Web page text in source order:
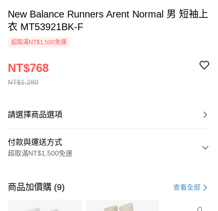
New Balance Runners Arent Normal 男 短袖上
衣 MT53921BK-F
超取滿NT$1,500免運
NT$1,280
NT$768
請選擇商品選項
付款與運送方式
超取滿NT$1,500免運
信用卡一次付款
商品加價購 (9) 查看全部